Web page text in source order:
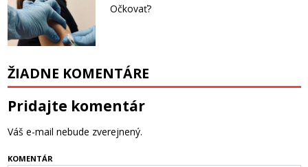
Očkovať?
ŽIADNE KOMENTÁRE
Pridajte komentár
Váš e-mail nebude zverejnený.
KOMENTÁR